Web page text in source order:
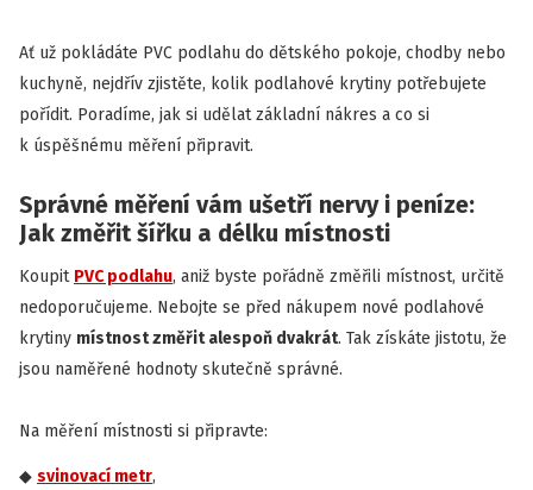
Ať už pokládáte PVC podlahu do dětského pokoje, chodby nebo
kuchyně, nejdřív zjistěte, kolik podlahové krytiny potřebujete
pořídit. Poradíme, jak si udělat základní nákres a co si
k úspěšnému měření připravit.
Správné měření vám ušetří nervy i peníze:
Jak změřit šířku a délku místnosti
Koupit PVC podlahu, aniž byste pořádně změřili místnost, určitě
nedoporučujeme. Nebojte se před nákupem nové podlahové
krytiny místnost změřit alespoň dvakrát. Tak získáte jistotu, že
jsou naměřené hodnoty skutečně správné.
Na měření místnosti si připravte:
svinovací metr,